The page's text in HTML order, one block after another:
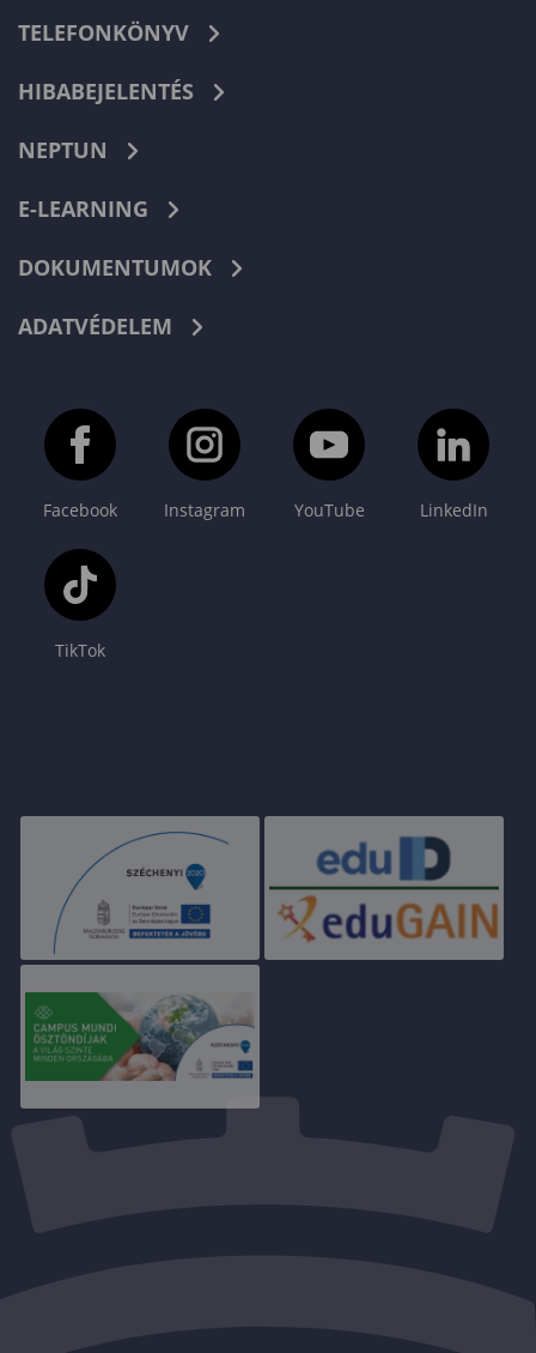
TELEFONKÖNYV
HIBABEJELENTÉS
NEPTUN
E-LEARNING
DOKUMENTUMOK
ADATVÉDELEM
Facebook Instagram YouTube LinkedIn
TikTok